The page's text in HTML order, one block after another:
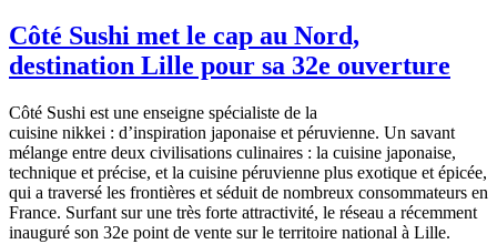
Côté Sushi met le cap au Nord,
destination Lille pour sa 32e ouverture
Côté Sushi est une enseigne spécialiste de la
cuisine nikkei : d’inspiration japonaise et péruvienne. Un savant
mélange entre deux civilisations culinaires : la cuisine japonaise,
technique et précise, et la cuisine péruvienne plus exotique et épicée,
qui a traversé les frontières et séduit de nombreux consommateurs en
France. Surfant sur une très forte attractivité, le réseau a récemment
inauguré son 32e point de vente sur le territoire national à Lille.